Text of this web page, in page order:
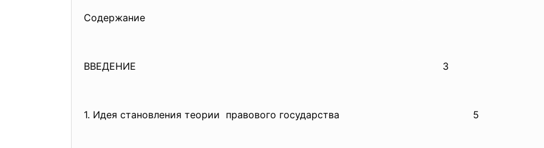
Содержание
ВВЕДЕНИЕ 3
1. Идея становления теории правового государства 5